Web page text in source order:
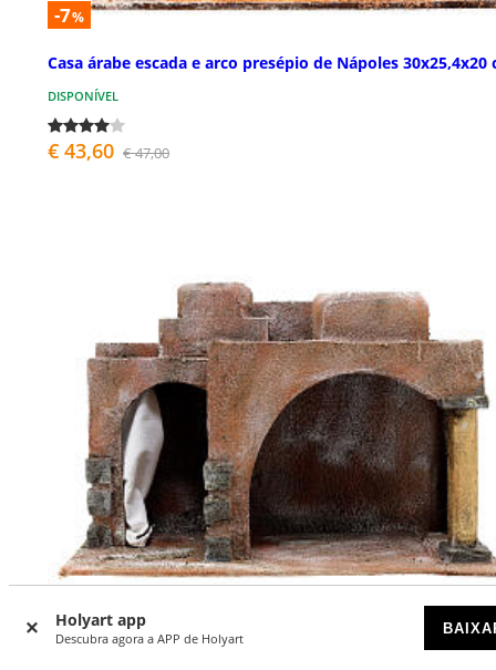
Holyart app
Descubra agora a APP de Holyart
-7%
Casa árabe escada e arco presépio de Nápoles 30x25,4x20
DISPONÍVEL
€ 43,60 € 47,00